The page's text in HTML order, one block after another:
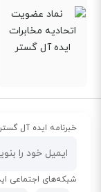
خبرنامه ایده آل گستر
شبکه‌های اجتماعی